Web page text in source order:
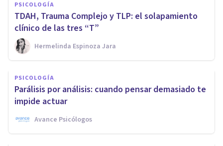
PSICOLOGÍA
TDAH, Trauma Complejo y TLP: el solapamiento
clínico de las tres “T”
Hermelinda Espinoza Jara
PSICOLOGÍA
Parálisis por análisis: cuando pensar demasiado te
impide actuar
Avance Psicólogos